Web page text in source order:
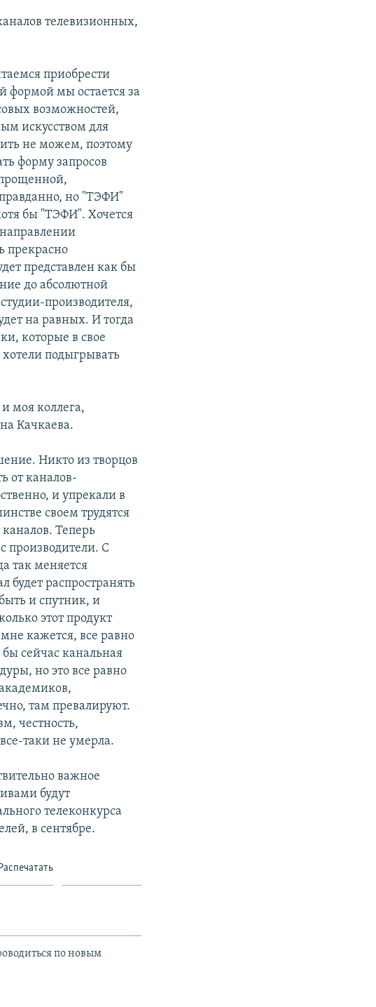
телевизионных,
приобрести
формой мы остается за
возможностей,
искусством для
не можем, поэтому
форму запросов
но "ТЭФИ"
бы "ТЭФИ". Хочется
прекрасно
представлен как бы
до абсолютной
производителя,
на равных. И тогда
которые в свое
подыгрывать
моя коллега,
Качкаева.
Никто из творцов
от каналов-
и упрекали в
своем трудятся
Теперь
производители. С
так меняется
будет распространять
и спутник, и
этот продукт
кажется, все равно
сейчас канальная
но это все равно
там превалируют.
честность,
таки не умерла.
важное
будут
телеконкурса
в сентябре.
Распечатать
по новым